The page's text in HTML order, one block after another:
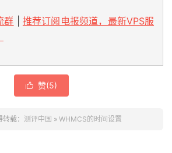
群
推荐订阅电报频道，最新VPS服
 赞(5)
载： 测评中国 » WHMCS的时间设置